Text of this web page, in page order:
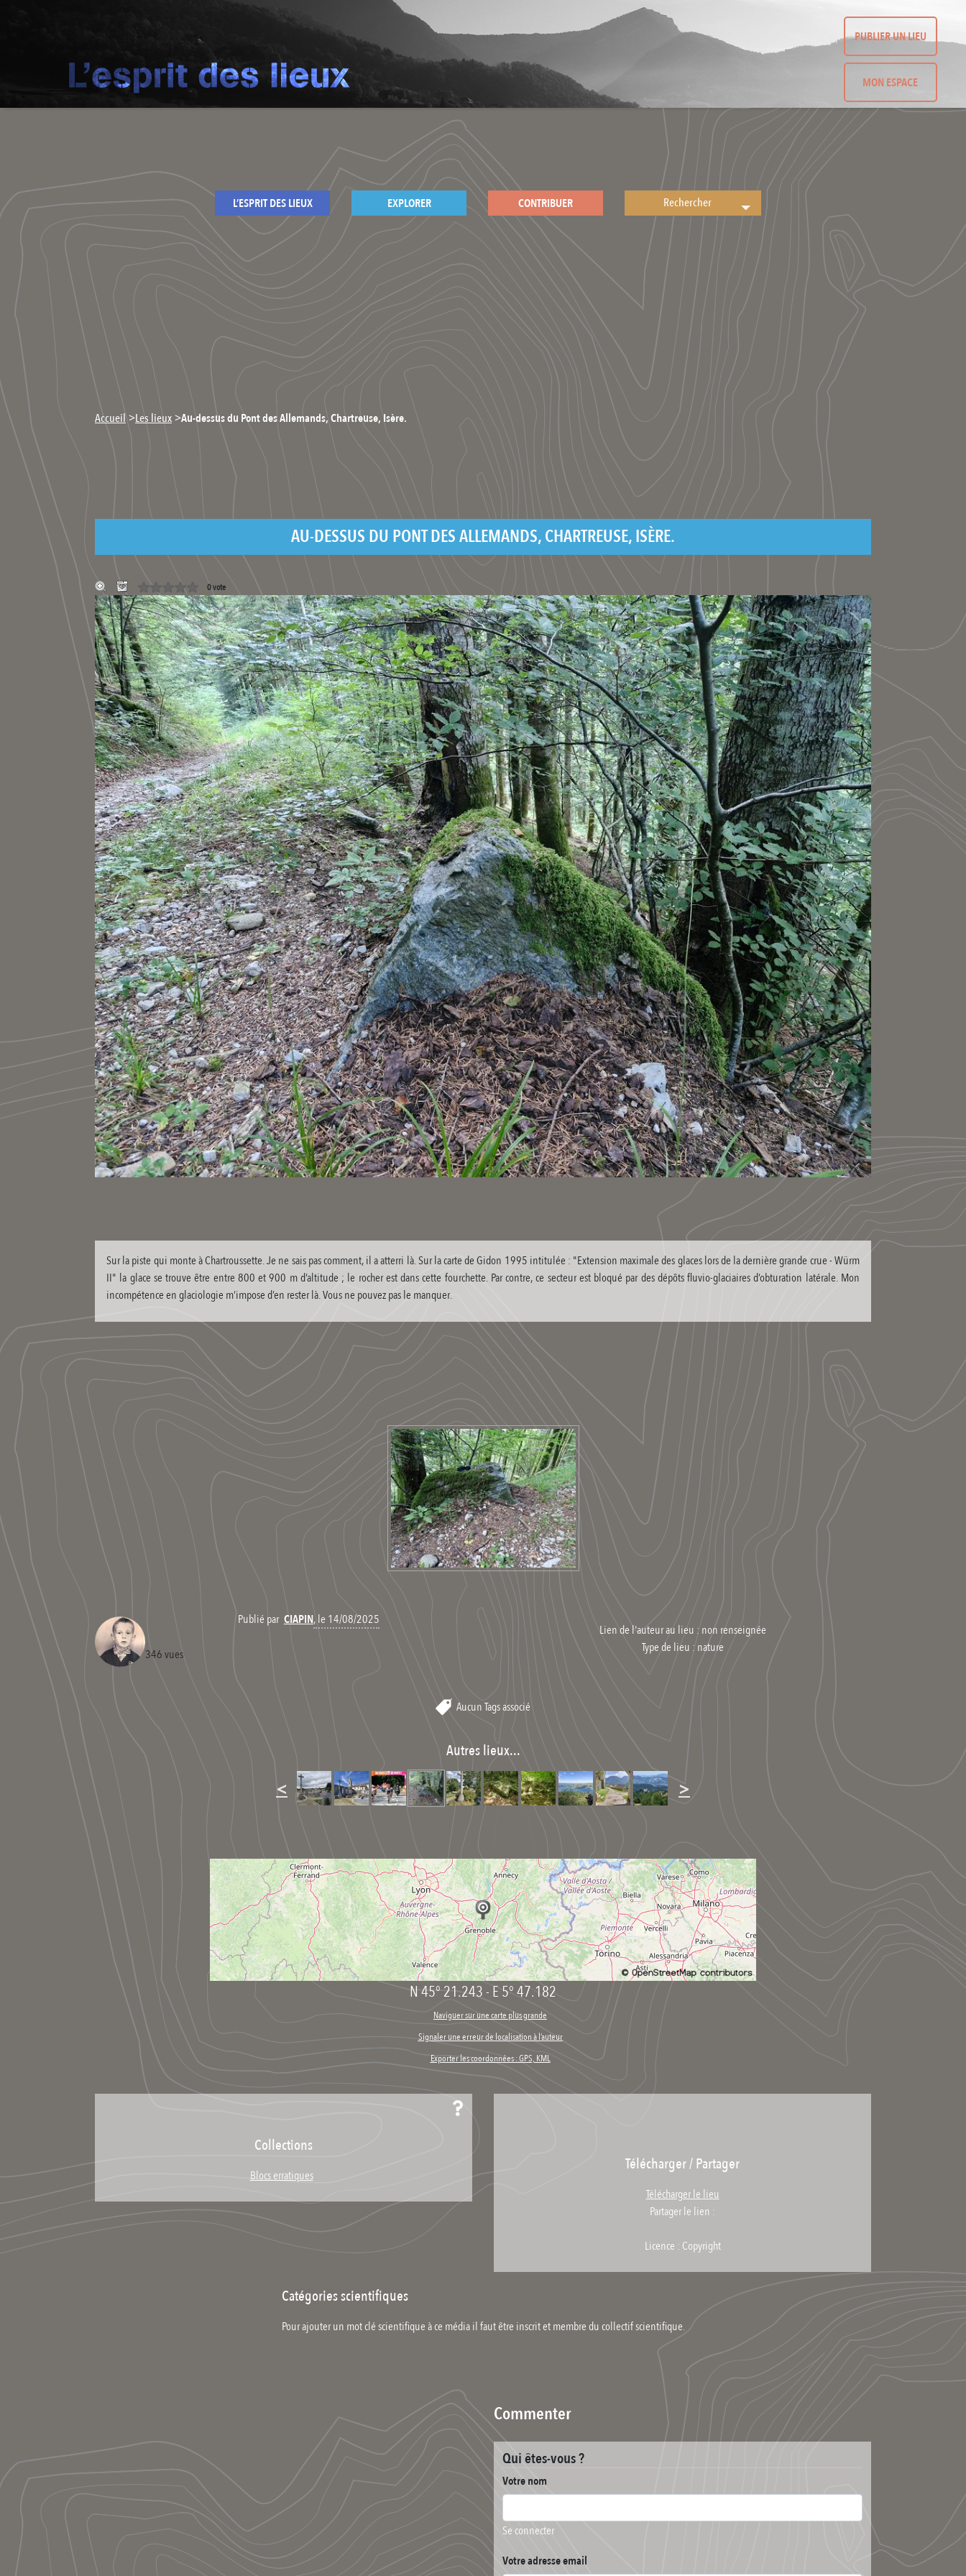
PUBLIER UN LIEU
MON ESPACE
L’ESPRIT DES LIEUX EXPLORER CONTRIBUER
Accueil>Les lieux>Au-dessus du Pont des Allemands, Chartreuse, Isère.
AU-DESSUS DU PONT DES ALLEMANDS, CHARTREUSE, ISÈRE.
0 vote
Sur la piste qui monte à Chartroussette. Je ne sais pas comment, il a atterri là. Sur la carte de Gidon 1995 intitulée : "Extension maximale des glaces lors de la dernière grande crue - Würm
II" la glace se trouve être entre 800 et 900 m d’altitude ; le rocher est dans cette fourchette. Par contre, ce secteur est bloqué par des dépôts fluvio-glaciaires d’obturation latérale. Mon
incompétence en glaciologie m’impose d’en rester là. Vous ne pouvez pas le manquer.
Publié par CIAPIN, le 14/08/2025
346 vues
Lien de l'auteur au lieu : non renseignée
Type de lieu :nature
Aucun Tags associé
Autres lieux...
< >
N 45° 21.243-E 5° 47.182
Naviguer sur une carte plus grande
Signaler une erreur de localisation à l’auteur
Exporter les coordonnées : GPS, KML
Collections
Blocs erratiques
Télécharger / Partager
Télécharger le lieu
Partager le lien :
Licence : Copyright
Catégories scientifiques
Pour ajouter un mot clé scientifique à ce média il faut être inscrit et membre du collectif scientifique.
Commenter
Qui êtes-vous ?
Votre nom
Se connecter
Votre adresse email